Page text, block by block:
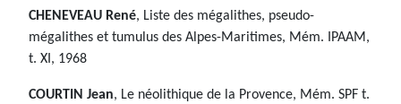
CHENEVEAU René, Liste des mégalithes, pseudo-
mégalithes et tumulus des Alpes-Maritimes, Mém. IPAAM,
t. XI, 1968
COURTIN Jean, Le néolithique de la Provence, Mém. SPF t.